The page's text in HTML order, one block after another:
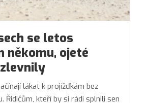
se letos
někomu, ojeté
lákat k projížďkám bez
Řidičům, kteří by si rádi splnili sen